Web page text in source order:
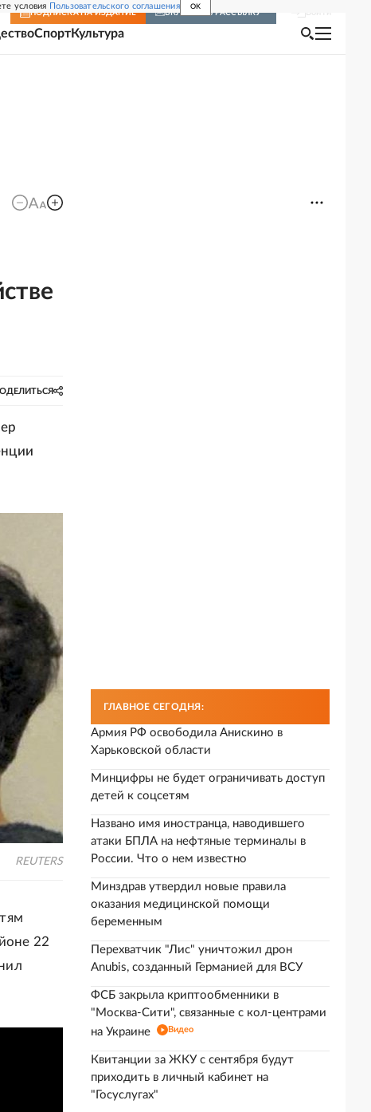
условия Пользовательского соглашения OK
ПОДПИСКА НА ИЗДАНИЕ ВКЛЮЧИТЬ РАССЫЛКУ
СпортКультура
REUTERS
22
ГЛАВНОЕ СЕГОДНЯ:
Армия РФ освободила Анискино в
Харьковской области
Минцифры не будет ограничивать доступ
детей к соцсетям
Названо имя иностранца, наводившего
атаки БПЛА на нефтяные терминалы в
России. Что о нем известно
Минздрав утвердил новые правила
оказания медицинской помощи
беременным
Перехватчик "Лис" уничтожил дрон
Anubis, созданный Германией для ВСУ
ФСБ закрыла криптообменники в
"Москва-Сити", связанные с кол-центрами
на Украине
Видео
Квитанции за ЖКУ с сентября будут
приходить в личный кабинет на
"Госуслугах"